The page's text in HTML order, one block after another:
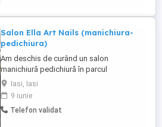
Operarea buldoexcavatorului în condiții ...
Salon Ella Art Nails (manichiura-
pedichiura)
Am deschis de curând un salon
manichiură pedichiură în parcul
voievozilor Iași vă așteptăm cu drag
doamnelor domnișoarelor chiar și domnii
sunt bineveniți !!!!
Iasi, Iasi
9 iunie
Telefon validat